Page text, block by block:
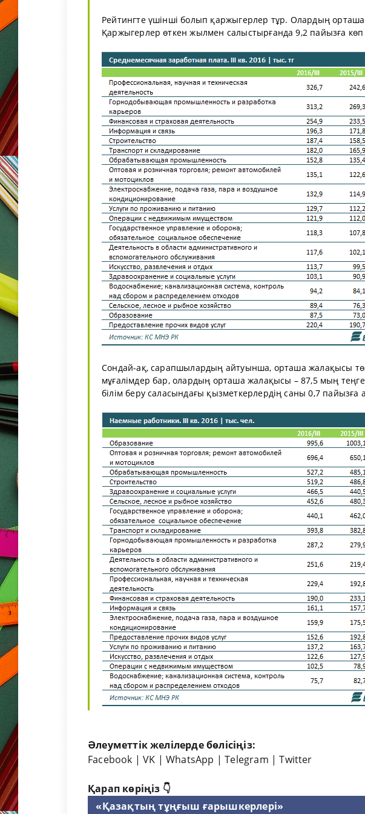
Рейтингте үшінші болып қаржыгерлер тұр. Олардың
Қаржыгерлер өткен жылмен салыстырғанда 9,2 пайызға
Сондай-ақ, сарапшылардың айтуынша, орташа жалақысы
мұғалімдер бар, олардың орташа жалақысы – 87,5 мың теңге
білім беру саласындағы қызметкерлердің саны 0,7 пайызға
Әлеуметтік желілерде бөлісіңіз:
Facebook |VK |WhatsApp |Telegram |Twitter
Қарап көріңіз 👇
«Қазақтың тұңғыш ғарышкерлері»